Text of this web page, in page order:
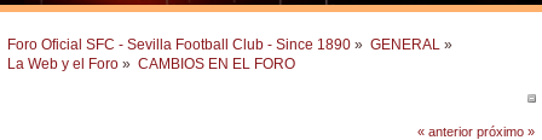
Foro Oficial SFC - Sevilla Football Club - Since 1890 » GENERAL »
La Web y el Foro » CAMBIOS EN EL FORO
« anterior próximo »